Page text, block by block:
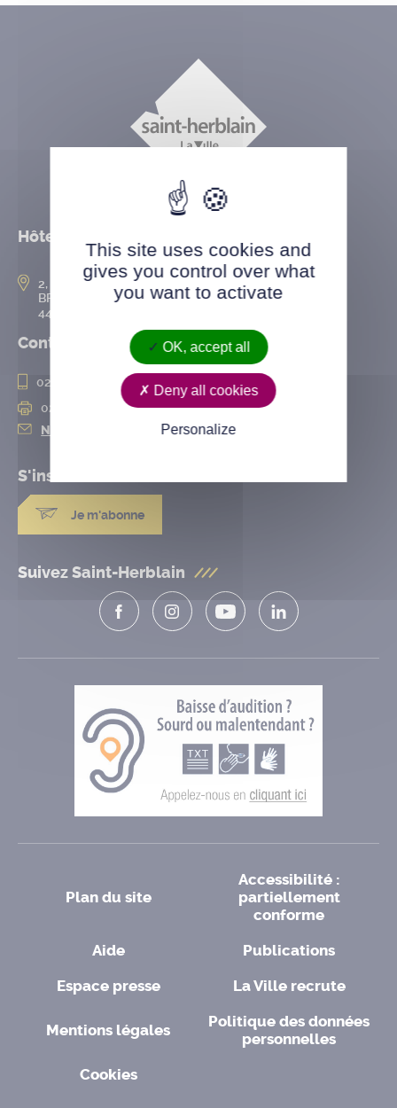
Hôtel de ville
2, rue de l’Hôtel-de-Ville
BP 50167
44802 Saint-Herblain cedex
Contact
02 28 25 20 00
02 28 25 20 10
Nous contacter
S'inscrire à la
Je m'abonne
Suivez Saint-Herblain
Plan du site
Accessibilité :
partiellement
conforme
Aide
Publications
Espace presse
La Ville recrute
Mentions légales
Politique des données
personnelles
Cookies
This site uses cookies and
gives you control over what
you want to activate
OK, accept all
Deny all cookies
Personalize